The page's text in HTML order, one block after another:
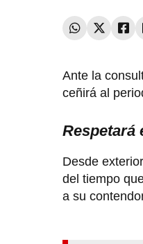
Ante la
ceñirá al
Respetará
Desde
del tiempo
a su